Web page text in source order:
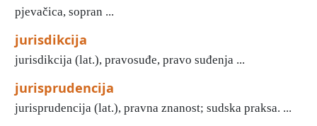
pjevačica, sopran ...
jurisdikcija
jurisdikcija (lat.), pravosuđe, pravo suđenja ...
jurisprudencija
jurisprudencija (lat.), pravna znanost; sudska praksa. ...